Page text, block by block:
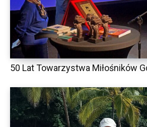
50 Lat Towarzystwa Miłośników